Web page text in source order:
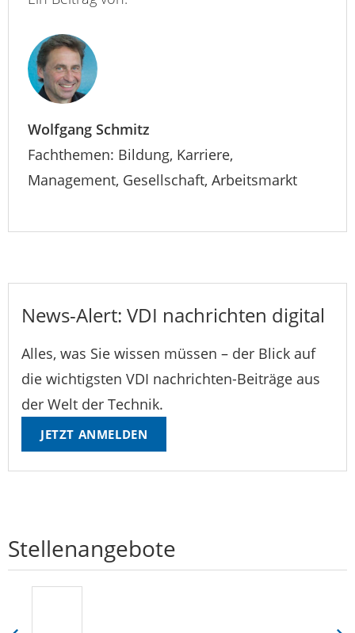
Wolfgang Schmitz
Fachthemen: Bildung, Karriere,
Management, Gesellschaft, Arbeitsmarkt
News-Alert: VDI nachrichten digital
Alles, was Sie wissen müssen – der Blick auf
die wichtigsten VDI nachrichten-Beiträge aus
der Welt der Technik.
JETZT ANMELDEN
Stellenangebote